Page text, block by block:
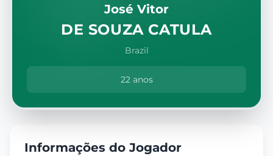
José Vitor
DE SOUZA CATULA
Brazil
22 anos
Informações do Jogador